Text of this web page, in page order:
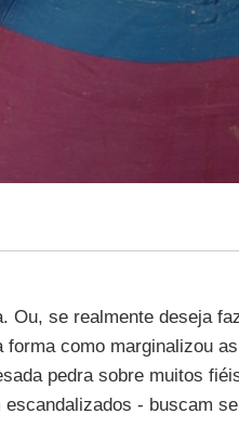
Ou, se realmente deseja
como marginalizou
pedra sobre muitos
- buscam